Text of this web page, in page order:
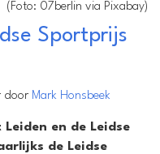
(Foto: 07berlin via Pixabay)
Sportprijs
door Mark Honsbeek
Leiden en de Leidse
de Leidse